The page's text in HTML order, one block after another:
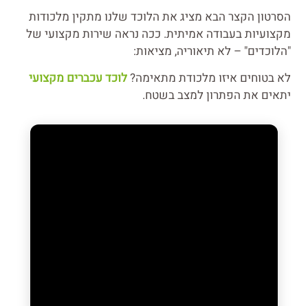
הסרטון הקצר הבא מציג את הלוכד שלנו מתקין מלכודות
מקצועיות בעבודה אמיתית. ככה נראה שירות מקצועי של
"הלוכדים" – לא תיאוריה, מציאות:
לא בטוחים איזו מלכודת מתאימה?לוכד עכברים מקצועי
יתאים את הפתרון למצב בשטח.